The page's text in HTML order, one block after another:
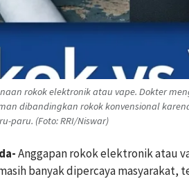
rokok elektronik atau vape. Dokter
dibandingkan rokok konvensional
paru. (Foto: RRI/Niswar)
Anggapan rokok elektronik atau
banyak dipercaya masyarakat,